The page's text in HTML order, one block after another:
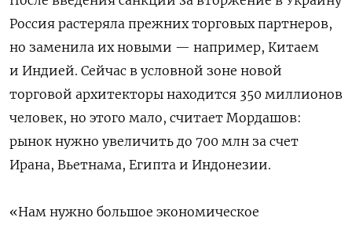
Россия растеряла прежних торговых партнеров,
но заменила их новыми — например, Китаем
и Индией. Сейчас в условной зоне новой
торговой архитекторы находится 350 миллионов
человек, но этого мало, считает Мордашов:
рынок нужно увеличить до 700 млн за счет
Ирана, Вьетнама, Египта и Индонезии.
«Нам нужно большое экономическое